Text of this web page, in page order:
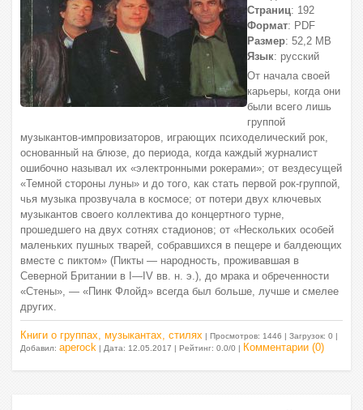
Страниц: 192
Формат: PDF
Размер: 52,2 МВ
Язык: русский
От начала своей
карьеры, когда они
были всего лишь
группой
музыкантов-импровизаторов, играющих психоделический рок,
основанный на блюзе, до периода, когда каждый журналист
ошибочно называл их «электронными рокерами»; от вездесущей
«Темной стороны луны» и до того, как стать первой рок-группой,
чья музыка прозвучала в космосе; от потери двух ключевых
музыкантов своего коллектива до концертного турне,
прошедшего на двух сотнях стадионов; от «Нескольких особей
маленьких пушных тварей, собравшихся в пещере и балдеющих
вместе с пиктом» (Пикты — народность, проживавшая в
Северной Британии в I—IV вв. н. э.), до мрака и обреченности
«Стены», — «Пинк Флойд» всегда был больше, лучше и смелее
других.
Книги о группах, музыкантах, стилях | Просмотров: 1446 | Загрузок: 0 |
Добавил: aperock | Дата: 12.05.2017 | Рейтинг: 0.0/0 | Комментарии (0)